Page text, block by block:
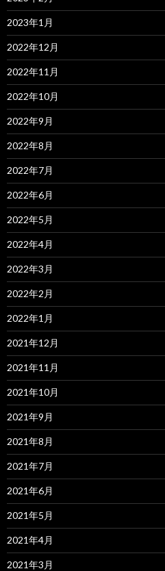
2023年1月
2022年12月
2022年11月
2022年10月
2022年9月
2022年8月
2022年7月
2022年6月
2022年5月
2022年4月
2022年3月
2022年2月
2022年1月
2021年12月
2021年11月
2021年10月
2021年9月
2021年8月
2021年7月
2021年6月
2021年5月
2021年4月
2021年3月